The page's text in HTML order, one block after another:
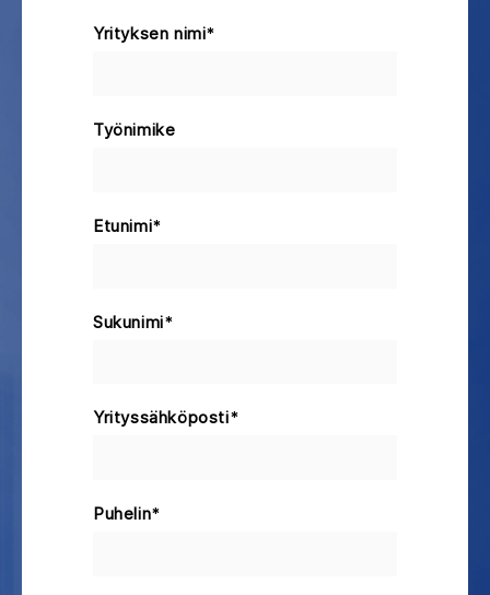
Yrityksen nimi*
Työnimike
Etunimi*
Sukunimi*
Yrityssähköposti*
Puhelin*